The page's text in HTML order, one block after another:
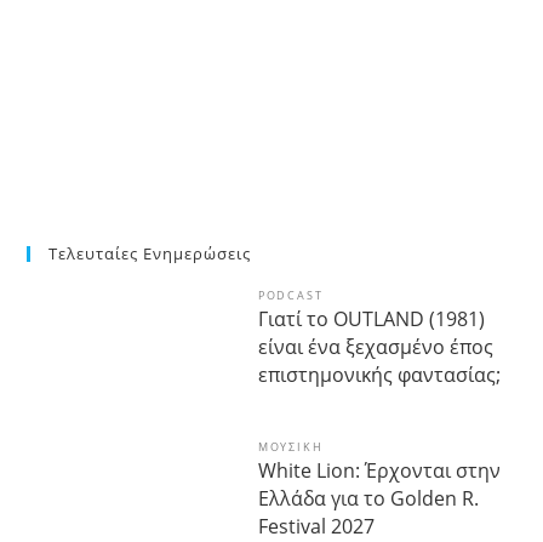
Τελευταίες Ενημερώσεις
PODCAST
Γιατί το OUTLAND (1981)
είναι ένα ξεχασμένο έπος
επιστημονικής φαντασίας;
ΜΟΥΣΙΚΉ
White Lion: Έρχονται στην
Ελλάδα για το Golden R.
Festival 2027